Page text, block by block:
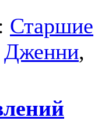
Старшие
Дженни,